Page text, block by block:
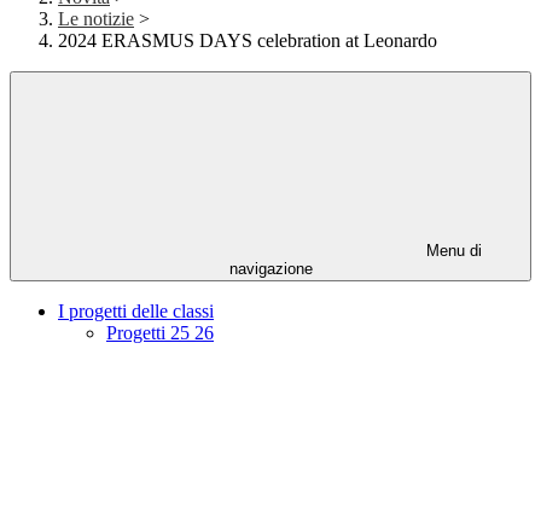
Le notizie >
2024 ERASMUS DAYS celebration at Leonardo
Menu di
navigazione
I progetti delle classi
Progetti 25 26